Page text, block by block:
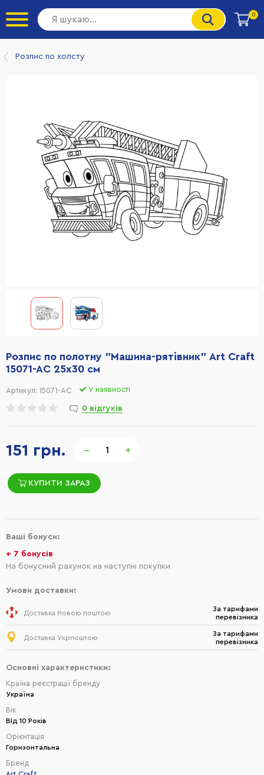
0
Розпис по холсту
151 грн. − +
КУПИТИ ЗАРАЗ
Розпис по полотну "Машина-рятівник" Art Craft
15071-AC 25х30 см
Артикул: 15071-AC У наявності
0 відгуків
Ваші бонуси:
+ 7 бонусів
На бонусний рахунок на наступні покупки
Умови доставки:
Доставка Новою поштою
За тарифами
перевізника
Доставка Укрпоштою
За тарифами
перевізника
Основні характеристики:
Країна реєстрації бренду
Україна
Вік
ВІд 10 Років
Орієнтація
Горизонтальна
Бренд